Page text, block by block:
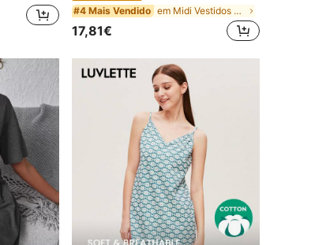
#4 Mais Vendido em Midi Vestidos de salão para mulher
17,81€